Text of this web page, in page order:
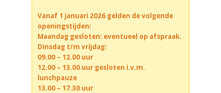
Vanaf 1 januari 2026 gelden de volgende
openingstijden:
Maandag gesloten: eventueel op afspraak.
Dinsdag t/m vrijdag:
09.00 – 12.00 uur
12.00 – 13.00 uur gesloten i.v.m.
lunchpauze
13.00 – 17.30 uur